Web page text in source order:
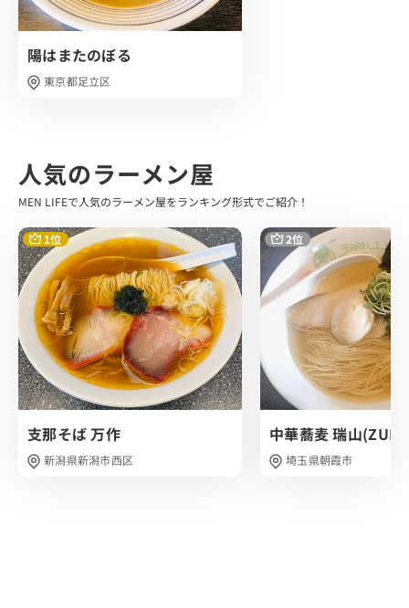
10分もせずにラーメン登場です。
あっさりとしたスープにルーが掛けられていて、ちらっと
麺も垣間見えます。
早速スープをすくい上げ、1口いただいてみましょう…
醤油ベースに鶏ガラの旨味を感じるファーストタッチ、 さ
らにピリッとした辛味が効いたカレーのガツンとした味わ
懐かしさを感じるようなカレーで、感動してしまうこと間
違いなしです。
麺は細麺仕様となっており、 先程のカレースープにしっか
りと絡みついたすすり心地抜群の麺でした。
トッピングは、 カレーの具材(玉ねぎ・じゃがいも・人
参・豚バラ)のみとシンプルなラインナップでした。
カレールー自体かなり煮込まれていて、具材はルーにしっ
秒速での完食でした。
陽はまたのぼる
東京都足立区
人気のラーメン屋
MEN LIFEで人気のラーメン屋をランキング形式でご紹介！
1位
支那そば 万作
新潟県新潟市西区
2位
中華蕎麦 瑞山
埼玉県朝霞市